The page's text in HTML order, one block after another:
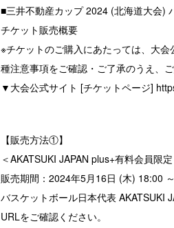
■三井不動産カップ 2024 (北海道大会)
チケット販売概要
※チケットのご購入にあたっては、大
種注意事項をご確認・ご了承のうえ、ご
▼大会公式サイト [チケットページ]
【販売方法①】
＜AKATSUKI JAPAN plus+有料会員限
販売期間：2024年5月16日 (木) 18:00
バスケットボール日本代表 AKATSUKI
URLをご確認ください。